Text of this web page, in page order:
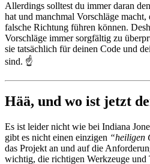
Allerdings solltest du immer daran
hat und manchmal Vorschläge
falsche Richtung führen können.
Vorschläge immer sorgfältig zu
sie tatsächlich für deinen Code und
sind. ☝️
Hää, und wo ist jetzt
Es ist leider nicht wie bei Indiana
gibt es nicht einen einzigen “heiligen
das Projekt an und auf die
wichtig, die richtigen Werkzeuge und